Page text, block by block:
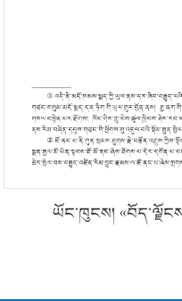
ཡོང་ཁུངས།